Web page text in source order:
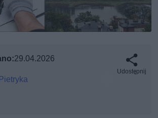
29.04.2026
Udostępnij